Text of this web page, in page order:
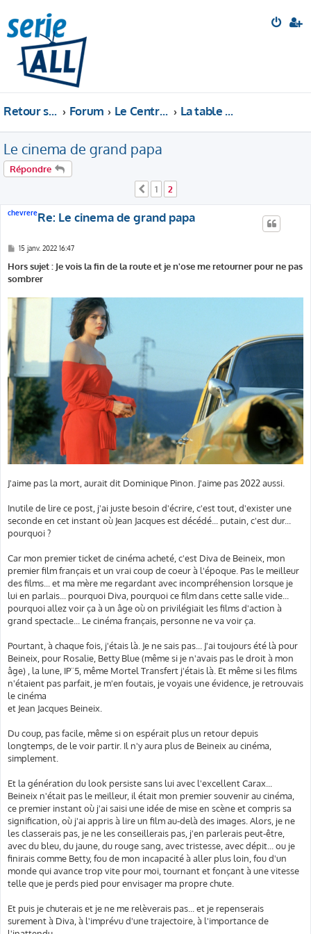
Retour sur le site Forum Le Central Perk La table du Septième Art
Le cinema de grand papa
Répondre
Précédente
1 2
chevrereRe: Le cinema de grand papa
M
s
s
a
e
15 janv. 2022 16:47
Hors sujet : Je vois la fin de la route et je n'ose me retourner pour ne pas
sombrer
J'aime pas la mort, aurait dit Dominique Pinon. J'aime pas 2022 aussi.
Inutile de lire ce post, j'ai juste besoin d'écrire, c'est tout, d'exister une
seconde en cet instant où Jean Jacques est décédé... putain, c'est dur...
pourquoi ?
Car mon premier ticket de cinéma acheté, c'est Diva de Beineix, mon
premier film français et un vrai coup de coeur à l'époque. Pas le meilleur
des films... et ma mère me regardant avec incompréhension lorsque je
lui en parlais... pourquoi Diva, pourquoi ce film dans cette salle vide...
pourquoi allez voir ça à un âge où on privilégiait les films d'action à
grand spectacle... Le cinéma français, personne ne va voir ça.
Pourtant, à chaque fois, j'étais là. Je ne sais pas... J'ai toujours été là pour
Beineix, pour Rosalie, Betty Blue (même si je n'avais pas le droit à mon
âge) , la lune, IP¨5, même Mortel Transfert j'étais là. Et même si les films
n'étaient pas parfait, je m'en foutais, je voyais une évidence, je retrouvais
le cinéma
et Jean Jacques Beineix.
Du coup, pas facile, même si on espérait plus un retour depuis
longtemps, de le voir partir. Il n'y aura plus de Beineix au cinéma,
simplement.
Et la génération du look persiste sans lui avec l'excellent Carax...
Beineix n'était pas le meilleur, il était mon premier souvenir au cinéma,
ce premier instant où j'ai saisi une idée de mise en scène et compris sa
signification, où j'ai appris à lire un film au-delà des images. Alors, je ne
les classerais pas, je ne les conseillerais pas, j'en parlerais peut-être,
avec du bleu, du jaune, du rouge sang, avec tristesse, avec dépit... ou je
finirais comme Betty, fou de mon incapacité à aller plus loin, fou d'un
monde qui avance trop vite pour moi, tournant et fonçant à une vitesse
telle que je perds pied pour envisager ma propre chute.
Et puis je chuterais et je ne me relèverais pas... et je repenserais
surement à Diva, à l'imprévu d'une trajectoire, à l'importance de